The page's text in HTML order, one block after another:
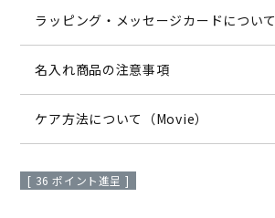
ラッピング・メッセージカードについて
名入れ商品の注意事項
ケア方法について（Movie）
[ 36 ポイント進呈 ]